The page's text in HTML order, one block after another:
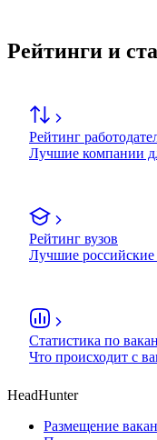
Рейтинги и
Рейтинг
Лучшие компании
Рейтинг вузов
Лучшие российские
Статистика по
Что происходит с
HeadHunter
Размещение